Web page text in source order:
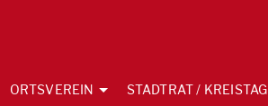
ORTSVEREIN STADTRAT / KREISTAG